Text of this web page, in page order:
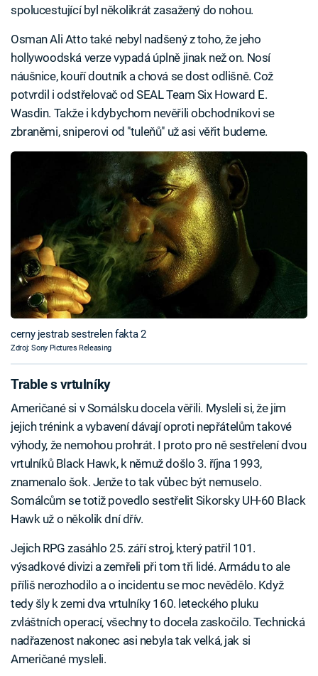
spolucestující byl několikrát zasažený do nohou.
Osman Ali Atto také nebyl nadšený z toho, že jeho
hollywoodská verze vypadá úplně jinak než on. Nosí
náušnice, kouří doutník a chová se dost odlišně. Což
potvrdil i odstřelovač od SEAL Team Six Howard E.
Wasdin. Takže i kdybychom nevěřili obchodníkovi se
zbraněmi, sniperovi od "tuleňů" už asi věřit budeme.
cerny jestrab sestrelen fakta 2
Zdroj: Sony Pictures Releasing
Trable s vrtulníky
Američané si v Somálsku docela věřili. Mysleli si, že jim
jejich trénink a vybavení dávají oproti nepřátelům takové
výhody, že nemohou prohrát. I proto pro ně sestřelení dvou
vrtulníků Black Hawk, k němuž došlo 3. října 1993,
znamenalo šok. Jenže to tak vůbec být nemuselo.
Somálcům se totiž povedlo sestřelit Sikorsky UH-60 Black
Hawk už o několik dní dřív.
Jejich RPG zasáhlo 25. září stroj, který patřil 101.
výsadkové divizi a zemřeli při tom tři lidé. Armádu to ale
příliš nerozhodilo a o incidentu se moc nevědělo. Když
tedy šly k zemi dva vrtulníky 160. leteckého pluku
zvláštních operací, všechny to docela zaskočilo. Technická
nadřazenost nakonec asi nebyla tak velká, jak si
Američané mysleli.